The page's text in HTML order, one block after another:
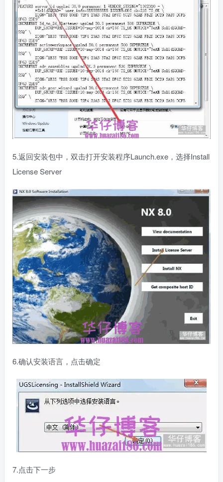
5.返回安装包中，双击打开安装程序Launch.exe，选择Install
License Server
6.确认安装语言，点击确定
7.点击下一步